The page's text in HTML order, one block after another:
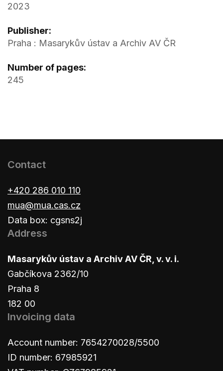
2023
Publisher:
Praha : Masarykův ústav a Archiv AV ČR
Number of pages:
245
Contact
+420 286 010 110
mua@mua.cas.cz
Data box: cgsns2j
Address
Masarykův ústav a Archiv AV ČR, v. v. i.
Gabčíkova 2362/10
Praha 8
182 00
Invoicing data
Account number: 7654270028/5500
ID number: 67985921